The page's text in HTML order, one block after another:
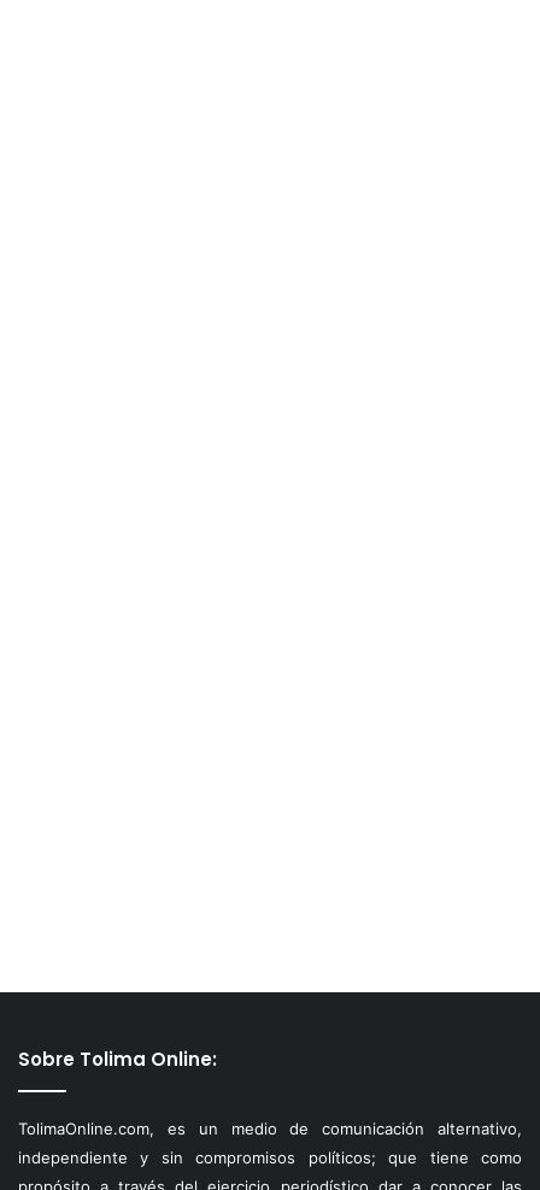
Sobre Tolima Online:
TolimaOnline.com, es un medio de comunicación alternativo,
independiente y sin compromisos políticos; que tiene como